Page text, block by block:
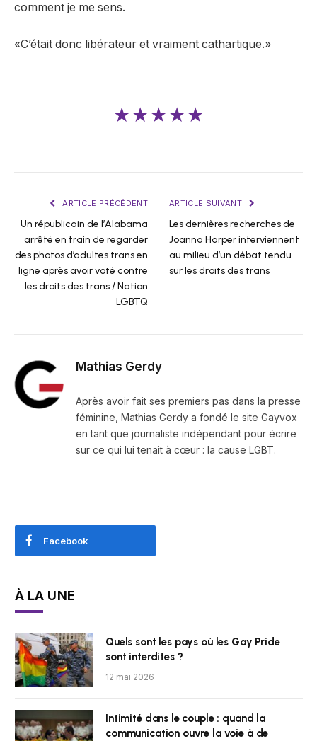
comment je me sens.
«C’était donc libérateur et vraiment cathartique.»
★★★★★
ARTICLE PRÉCÉDENT
Un républicain de l’Alabama
arrêté en train de regarder
des photos d’adultes trans en
ligne après avoir voté contre
les droits des trans / Nation
LGBTQ
ARTICLE SUIVANT
Les dernières recherches de
Joanna Harper interviennent
au milieu d’un débat tendu
sur les droits des trans
Mathias Gerdy
Après avoir fait ses premiers pas dans la presse
féminine, Mathias Gerdy a fondé le site Gayvox
en tant que journaliste indépendant pour écrire
sur ce qui lui tenait à cœur : la cause LGBT.
Facebook
À LA UNE
Quels sont les pays où les Gay Pride
sont interdites ?
12 mai 2026
Intimité dans le couple : quand la
communication ouvre la voie à de